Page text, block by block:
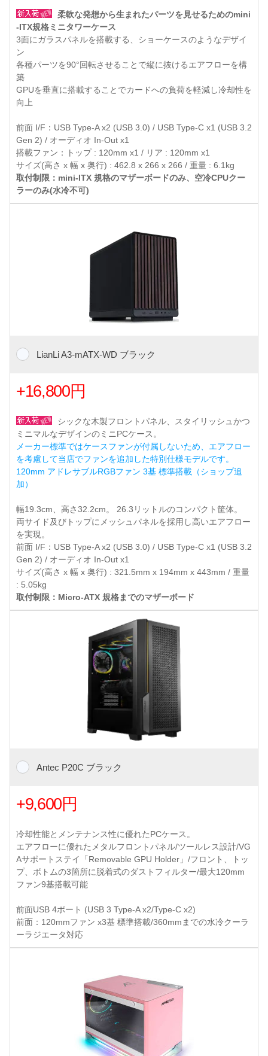
柔軟な発想から生まれたパーツを見せるためのmini
-ITX規格ミニタワーケース
3面にガラスパネルを搭載する、ショーケースのようなデザイ
ン
各種パーツを90°回転させることで縦に抜けるエアフローを構
築
GPUを垂直に搭載することでカードへの負荷を軽減し冷却性を
向上
前面 I/F：USB Type-A x2 (USB 3.0) / USB Type-C x1 (USB 3.2
Gen 2) / オーディオ In-Out x1
搭載ファン：トップ : 120mm x1 / リア : 120mm x1
サイズ(高さ x 幅 x 奥行) : 462.8 x 266 x 266 / 重量 : 6.1kg
取付制限：mini-ITX 規格のマザーボードのみ、空冷CPUクー
ラーのみ(水冷不可)
LianLi A3-mATX-WD ブラック
+16,800円
シックな木製フロントパネル、スタイリッシュかつ
ミニマルなデザインのミニPCケース。
メーカー標準ではケースファンが付属しないため、エアフロー
を考慮して当店でファンを追加した特別仕様モデルです。
120mm アドレサブルRGBファン 3基 標準搭載（ショップ追
加）
幅19.3cm、高さ32.2cm。 26.3リットルのコンパクト筐体。
両サイド及びトップにメッシュパネルを採用し高いエアフロー
を実現。
前面 I/F：USB Type-A x2 (USB 3.0) / USB Type-C x1 (USB 3.2
Gen 2) / オーディオ In-Out x1
サイズ(高さ x 幅 x 奥行) : 321.5mm x 194mm x 443mm / 重量
: 5.05kg
取付制限：Micro-ATX 規格までのマザーボード
Antec P20C ブラック
+9,600円
冷却性能とメンテナンス性に優れたPCケース。
エアフローに優れたメタルフロントパネル/ツールレス設計/VG
Aサポートステイ「Removable GPU Holder」/フロント、トッ
プ、ボトムの3箇所に脱着式のダストフィルター/最大120mm
ファン9基搭載可能
前面USB 4ポート (USB 3 Type-A x2/Type-C x2)
前面：120mmファン x3基 標準搭載/360mmまでの水冷クーラ
ーラジエータ対応